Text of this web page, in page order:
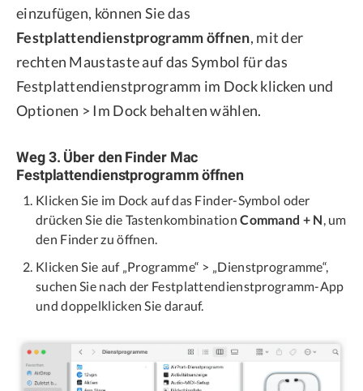
einzufügen, können Sie das
Festplattendienstprogramm öffnen, mit der
rechten Maustaste auf das Symbol für das
Festplattendienstprogramm im Dock klicken und
Optionen > Im Dock behalten wählen.
Weg 3. Über den Finder Mac
Festplattendienstprogramm öffnen
Klicken Sie im Dock auf das Finder-Symbol oder
drücken Sie die TastenkombinationCommand + N, um
den Finder zu öffnen.
Klicken Sie auf „Programme“ > „Dienstprogramme“,
suchen Sie nach der Festplattendienstprogramm-App
und doppelklicken Sie darauf.